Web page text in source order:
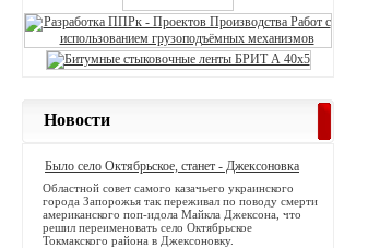
Новости
Было село Октябрьское, станет - Джексоновка
Областной совет самого казачьего украинского
города Запорожья так переживал по поводу смерти
американского поп-идола Майкла Джексона, что
решил переименовать село Октябрьское
Токмакского района в Джексоновку.